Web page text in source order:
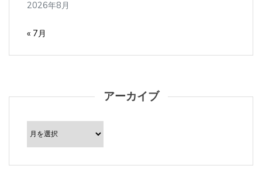
2026年8月
« 7月
アーカイブ
ア
ー
カ
イ